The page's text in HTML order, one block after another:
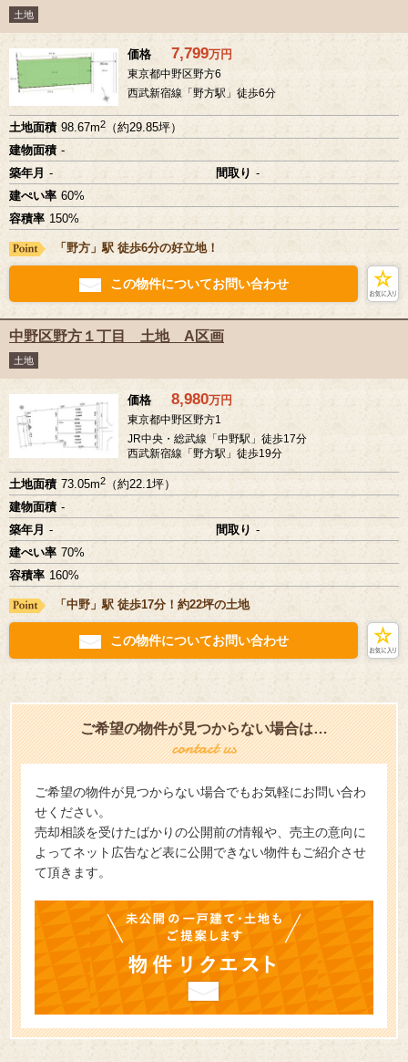
土地
価格 7,799万円
東京都中野区野方6
西武新宿線「野方駅」徒歩6分
土地面積 98.67m2
（約29.85坪）
建物面積 -
築年月 - 間取り -
建ぺい率 60%
容積率 150%
「野方」駅 徒歩6分の好立地！
この物件についてお問い合わせ
中野区野方１丁目 土地 A区画
土地
価格 8,980万円
東京都中野区野方1
JR中央・総武線「中野駅」徒歩17分
西武新宿線「野方駅」徒歩19分
土地面積 73.05m2
（約22.1坪）
建物面積 -
築年月 - 間取り -
建ぺい率 70%
容積率 160%
「中野」駅 徒歩17分！約22坪の土地
この物件についてお問い合わせ
ご希望の物件が見つからない場合は…
ご希望の物件が見つからない場合でもお気軽にお問い合わ
せください。
売却相談を受けたばかりの公開前の情報や、売主の意向に
よってネット広告など表に公開できない物件もご紹介させ
て頂きます。